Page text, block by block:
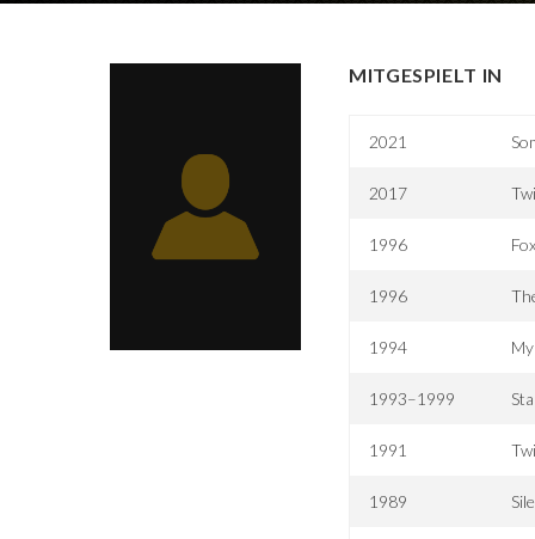
MITGESPIELT IN
2021
2017
1996
1996
1994
1993–1999
1991
1989